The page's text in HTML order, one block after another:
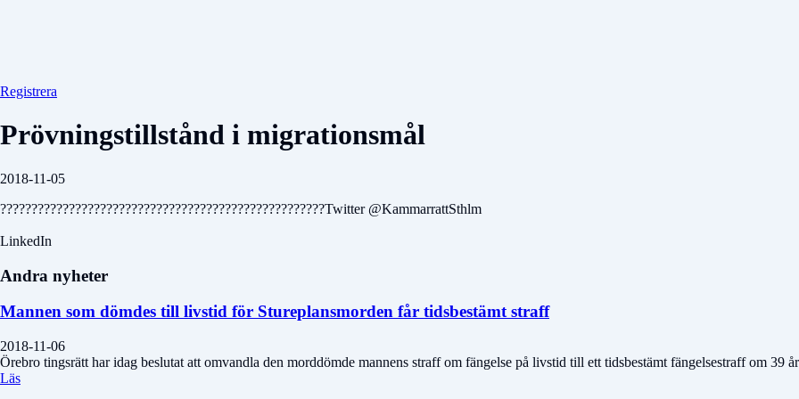
Registrera
Prövningstillstånd i migrationsmål
2018-11-05
????????????????????????????????????????????????????Twitter @KammarrattSthlm
LinkedIn
Andra nyheter
Mannen som dömdes till livstid för Stureplansmorden får tidsbestämt straff
2018-11-06
Örebro tingsrätt har idag beslutat att omvandla den morddömde mannens straff om fängelse på livstid till ett tidsbestämt fängelsestraff om 39
Läs